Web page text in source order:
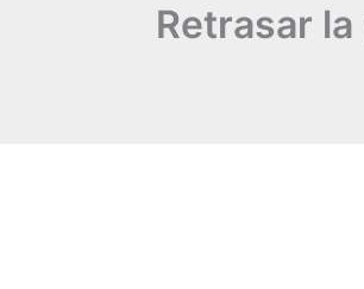
Retrasar